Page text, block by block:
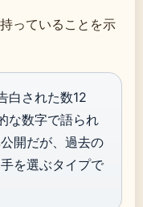
っていることを示
白された数12
な数字で語られ
開だが、過去の
を選ぶタイプで